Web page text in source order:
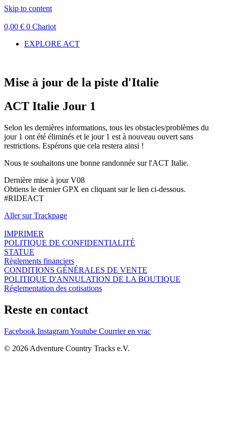
Skip to content
0,00 € 0 Chariot
EXPLORE ACT
Mise à jour de la piste d'Italie
ACT Italie Jour 1
Selon les dernières informations, tous les obstacles/problèmes du
jour 1 ont été éliminés et le jour 1 est à nouveau ouvert sans
restrictions. Espérons que cela restera ainsi !
Nous te souhaitons une bonne randonnée sur l'ACT Italie.
Dernière mise à jour V08
Obtiens le dernier GPX en cliquant sur le lien ci-dessous.
#RIDEACT
Aller sur Trackpage
IMPRIMER
POLITIQUE DE CONFIDENTIALITÉ
STATUE
Règlements financiers
CONDITIONS GÉNÉRALES DE VENTE
POLITIQUE D'ANNULATION DE LA BOUTIQUE
Réglementation des cotisations
Reste en contact
Facebook InstagramYoutube Courrier en vrac
© 2026 Adventure Country Tracks e.V.